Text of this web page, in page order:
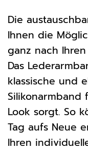
Die
Ihnen die
ganz nach
Das
klassische und
Silikonarmband
Look sorgt. So
Tag aufs Neue
Ihren